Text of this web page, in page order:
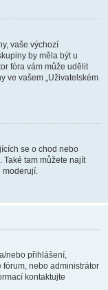
vaše výchozí
by měla být u
fóra vám může udělit
ve vašem „Uživatelském
se o chod nebo
tam můžete najít
moderují.
nebo přihlášení,
nebo administrátor
kontaktujte